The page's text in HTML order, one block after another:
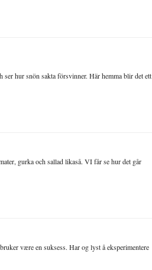
hur snön sakta försvinner. Här hemma blir det ett
gurka och sallad likaså. VI får se hur det går
være en suksess. Har og lyst å eksperimentere